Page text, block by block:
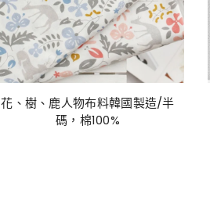
花、樹、鹿人物布料韓國製造/半
碼，棉100%